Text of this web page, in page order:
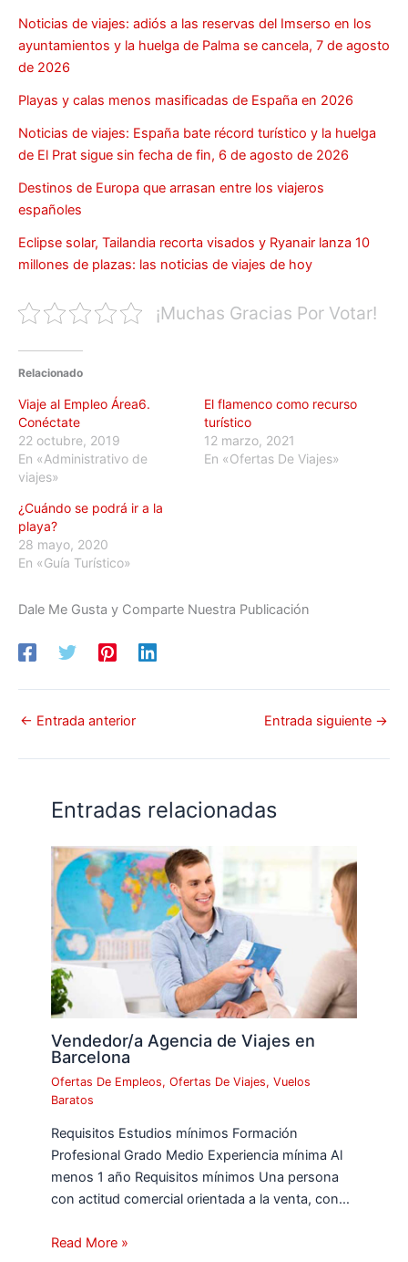
Noticias de viajes: adiós a las reservas del Imserso en los
ayuntamientos y la huelga de Palma se cancela, 7 de agosto
de 2026
Playas y calas menos masificadas de España en 2026
Noticias de viajes: España bate récord turístico y la huelga
de El Prat sigue sin fecha de fin, 6 de agosto de 2026
Destinos de Europa que arrasan entre los viajeros
españoles
Eclipse solar, Tailandia recorta visados y Ryanair lanza 10
millones de plazas: las noticias de viajes de hoy
¡Muchas Gracias Por Votar!
Relacionado
Viaje al Empleo Área6.
Conéctate
22 octubre, 2019
En «Administrativo de
viajes»
El flamenco como recurso
turístico
12 marzo, 2021
En «Ofertas De Viajes»
¿Cuándo se podrá ir a la
playa?
28 mayo, 2020
En «Guía Turístico»
Dale Me Gusta y Comparte Nuestra Publicación
← Entrada anterior Entrada siguiente →
Entradas relacionadas
Vendedor/a Agencia de Viajes en
Barcelona
Ofertas De Empleos,Ofertas De Viajes,Vuelos
Baratos
Requisitos Estudios mínimos Formación
Profesional Grado Medio Experiencia mínima Al
menos 1 año Requisitos mínimos Una persona
con actitud comercial orientada a la venta, con…
Read More »